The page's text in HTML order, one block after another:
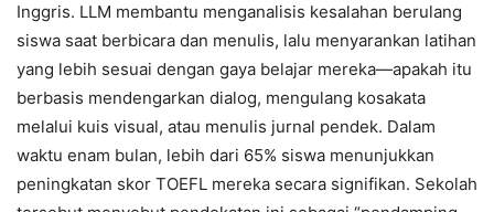
Inggris. LLM membantu menganalisis kesalahan berulang
siswa saat berbicara dan menulis, lalu menyarankan latihan
yang lebih sesuai dengan gaya belajar mereka—apakah itu
berbasis mendengarkan dialog, mengulang kosakata
melalui kuis visual, atau menulis jurnal pendek. Dalam
waktu enam bulan, lebih dari 65% siswa menunjukkan
peningkatan skor TOEFL mereka secara signifikan. Sekolah